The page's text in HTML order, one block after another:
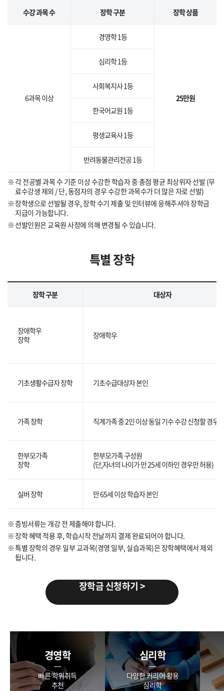
수강 과목 수 장학 구분 장학 상품
6과목 이상
경영학 1등
25만원
심리학 1등
사회복지사 1등
한국어교원 1등
평생교육사 1등
반려동물관리전공 1등
각 전공별 과목 수 기준 이상 수강한 학습자 중 총점 평균 최상위자 선발 (무
료수강생 제외 / 단, 동점자의 경우 수강한 과목수가 더 많은 자로 선발)
장학생으로 선발될 경우, 장학 수기 제출 및 인터뷰에 응해주셔야 장학금
지급이 가능합니다.
선발인원은 교육원 사정에 의해 변경될 수 있습니다.
특별 장학
장학 구분 대상자
장애학우
장학
장애학우
기초생활수급자 장학 기초수급대상자 본인
가족 장학 직계가족 중 2인 이상 동일 기수 수강 신청할 경우
한부모가족
장학
한부모가족 구성원
(단,자녀의 나이가 만 25세 이하인 경우만 허용)
실버 장학 만 65세 이상 학습자 본인
증빙서류는 개강 전 제출해야 합니다.
장학 혜택 적용 후, 학습시작 전날까지 결제 완료되어야 합니다.
특별 장학의 경우 일부 교과목(경영 일부, 실습과목)은 장학혜택에서 제외
됩니다.
장학금 신청하기 >
경영학
빠른 학위취득
추천
심리학
다양한 커리어 활용
심리학